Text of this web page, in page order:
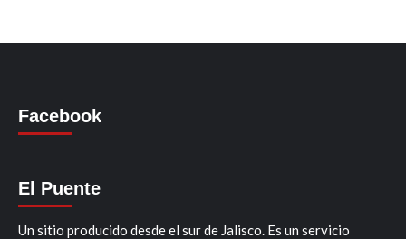
Facebook
El Puente
Un sitio producido desde el sur de Jalisco. Es un servicio